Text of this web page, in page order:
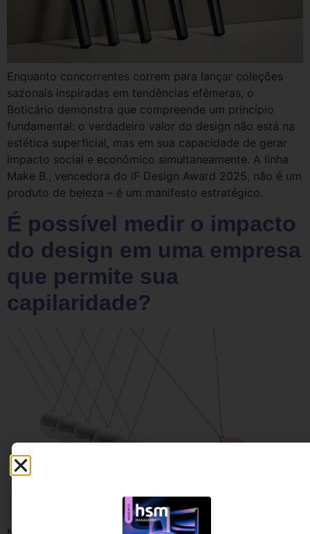
Enquanto concorrentes correm para lançar coleções
sazonais inspiradas em tendências efêmeras, o
Boticário demonstra que compreende um princípio
fundamental: o verdadeiro valor do design não está na
estética superficial, mas em sua capacidade de gerar
impacto social e econômico simultaneamente. A linha
Make B., vencedora do iF Design Award 2025, não é um
produto de beleza – é um manifesto estratégico.
É possível medir o impacto
do design em uma empresa
que permite sua
capilaridade?